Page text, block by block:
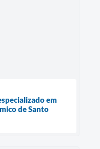
em
de Santo